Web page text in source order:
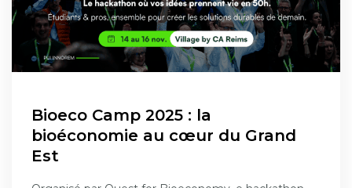
Bioeco Camp 2025 : la
bioéconomie au cœur du Grand
Est